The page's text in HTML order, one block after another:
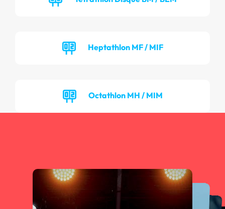
Heptathlon MF / MIF
Octathlon MH / MIM